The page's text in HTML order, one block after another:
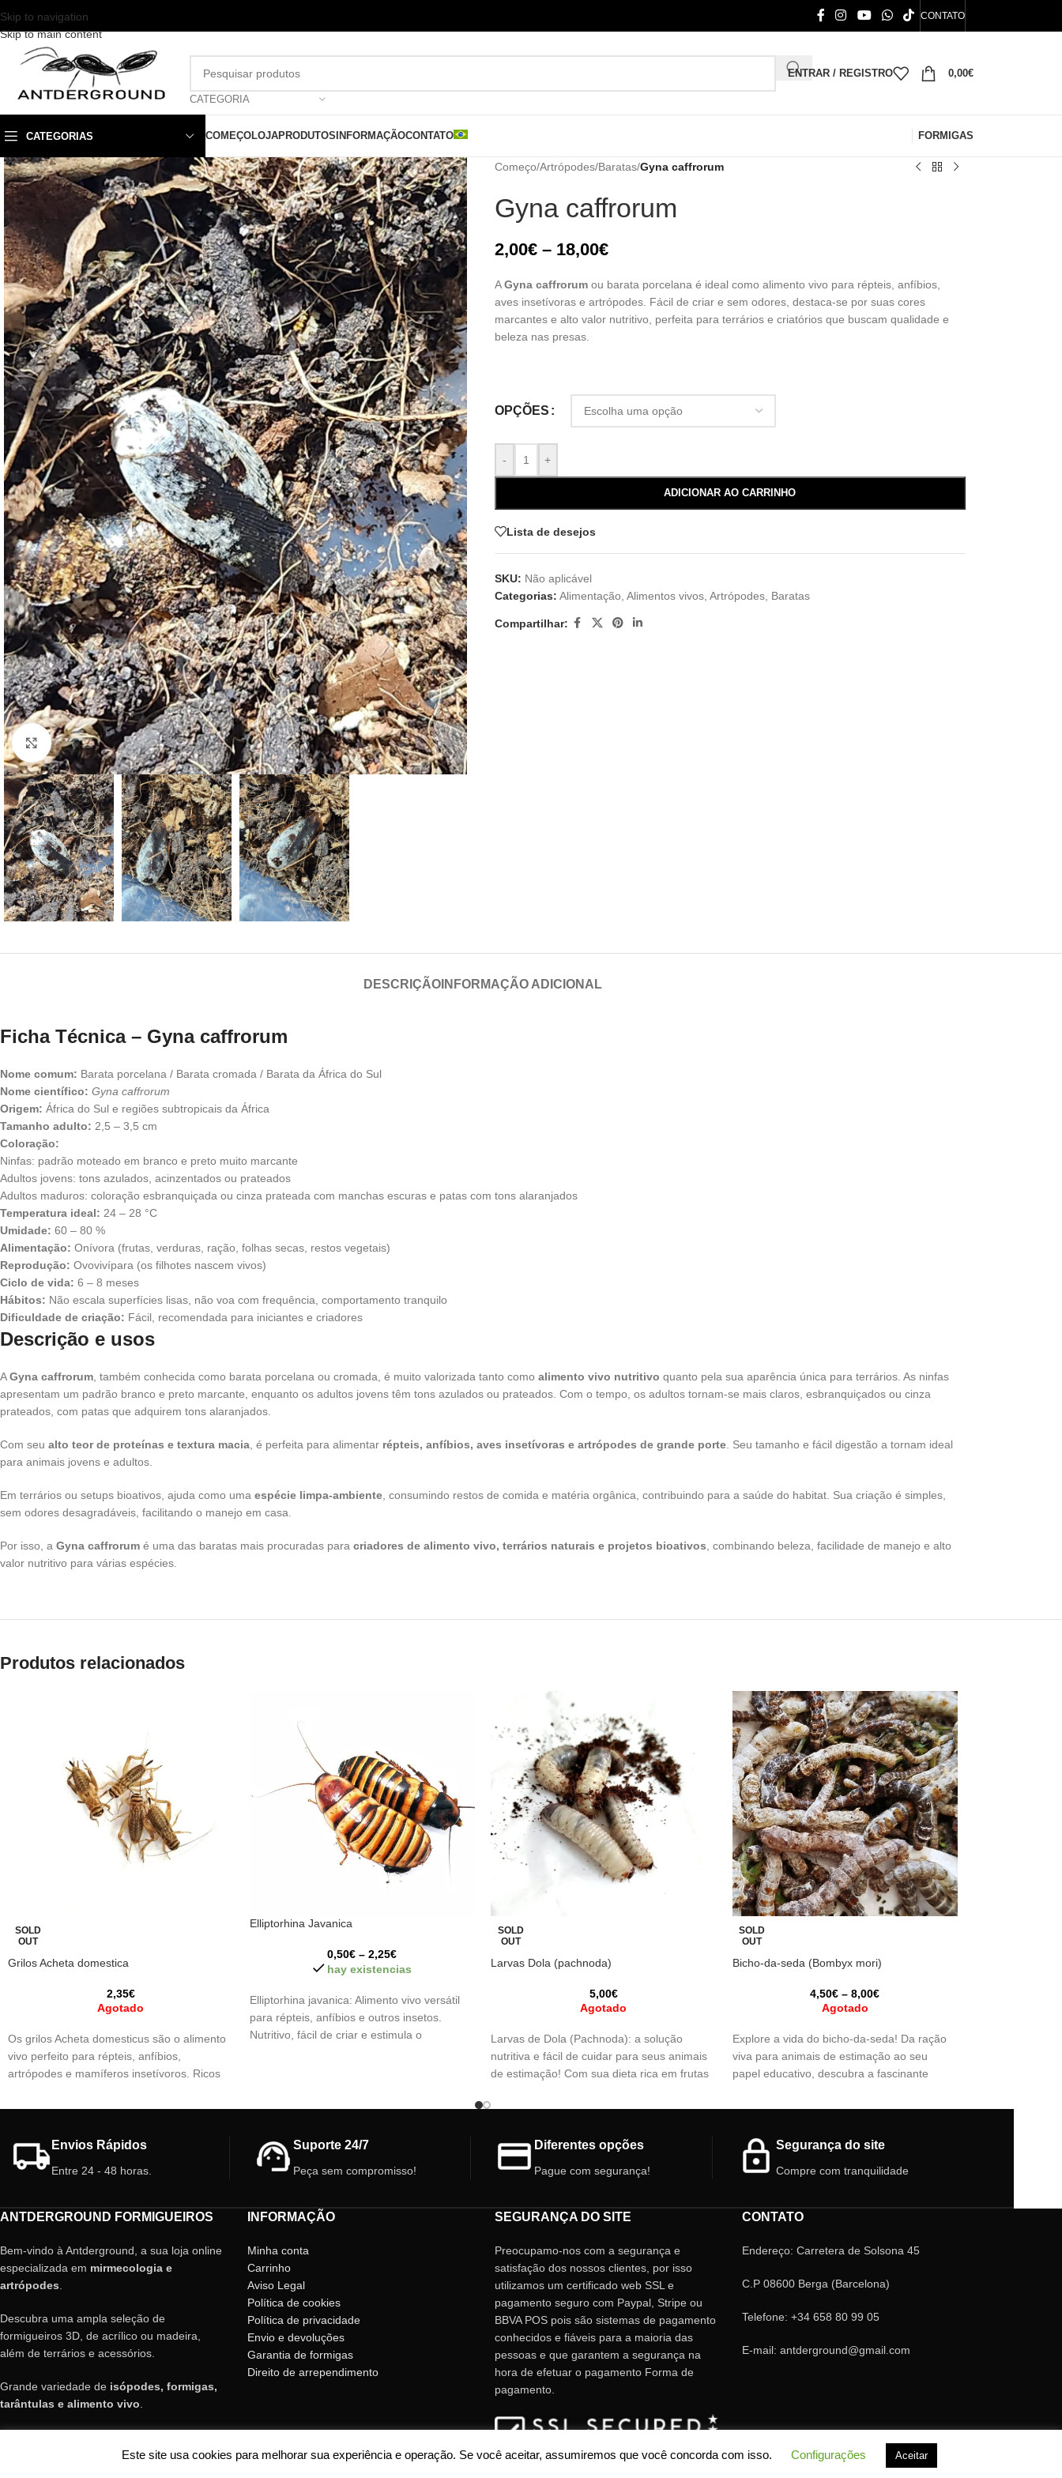
Skip to navigation
Skip to main content
CONTATO
CATEGORIA
ENTRAR / REGISTRO 0,00€
CATEGORIAS COMEÇOLOJAPRODUTOS INFORMAÇÃOCONTATO FORMIGAS
Click to enlarge
Começo/Artrópodes/Baratas/Gyna caffrorum
Gyna caffrorum
2,00€ – 18,00€
AGyna caffrorumou barata porcelana é ideal como alimento vivo para répteis, anfíbios,
aves insetívoras e artrópodes. Fácil de criar e sem odores, destaca-se por suas cores
marcantes e alto valor nutritivo, perfeita para terrários e criatórios que buscam qualidade e
beleza nas presas.
OPÇÕES
- +
ADICIONAR AO CARRINHO
Lista de desejos
SKU: Não aplicável
Categorias: Alimentação Alimentos vivos, Artrópodes, Baratas
Compartilhar:
DESCRIÇÃO INFORMAÇÃO ADICIONAL
Ficha Técnica – Gyna caffrorum
Nome comum: Barata porcelana / Barata cromada / Barata da África do Sul
Nome científico: Gyna caffrorum
Origem: África do Sul e regiões subtropicais da África
Tamanho adulto: 2,5 – 3,5 cm
Coloração:
Ninfas: padrão moteado em branco e preto muito marcante
Adultos jovens: tons azulados, acinzentados ou prateados
Adultos maduros: coloração esbranquiçada ou cinza prateada com manchas escuras e patas com tons alaranjados
Temperatura ideal: 24 – 28 °C
Umidade: 60 – 80 %
Alimentação: Onívora (frutas, verduras, ração, folhas secas, restos vegetais)
Reprodução: Ovovivípara (os filhotes nascem vivos)
Ciclo de vida: 6 – 8 meses
Hábitos: Não escala superfícies lisas, não voa com frequência, comportamento tranquilo
Dificuldade de criação: Fácil, recomendada para iniciantes e criadores
Descrição e usos
AGyna caffrorum , também conhecida como barata porcelana ou cromada, é muito valorizada tanto como alimento vivo nutritivo quanto pela sua aparência única para terrários. As ninfas
apresentam um padrão branco e preto marcante, enquanto os adultos jovens têm tons azulados ou prateados. Com o tempo, os adultos tornam-se mais claros, esbranquiçados ou cinza
prateados, com patas que adquirem tons alaranjados.
Com seu alto teor de proteínas e textura macia , é perfeita para alimentar répteis, anfíbios, aves insetívoras e artrópodes de grande porte . Seu tamanho e fácil digestão a tornam ideal
para animais jovens e adultos.
Em terrários ou setups bioativos, ajuda como uma espécie limpa-ambiente , consumindo restos de comida e matéria orgânica, contribuindo para a saúde do habitat. Sua criação é simples,
sem odores desagradáveis, facilitando o manejo em casa.
Por isso, a Gyna caffrorum é uma das baratas mais procuradas para criadores de alimento vivo, terrários naturais e projetos bioativos , combinando beleza, facilidade de manejo e alto
valor nutritivo para várias espécies.
Produtos relacionados
SOLD
OUT
Grilos Acheta domestica
2,35€
Agotado
Os grilos Acheta domesticus são o alimento
vivo perfeito para répteis, anfíbios,
artrópodes e mamíferos insetívoros. Ricos
instinto de caça e garantem uma nutrição
Elliptorhina Javanica
0,50€ – 2,25€
hay existencias
Elliptorhina javanica: Alimento vivo versátil
para répteis, anfíbios e outros insetos.
Nutritivo, fácil de criar e estimula o
SOLD
OUT
Larvas Dola (pachnoda)
5,00€
Agotado
Larvas de Dola (Pachnoda): a solução
nutritiva e fácil de cuidar para seus animais
de estimação! Com sua dieta rica em frutas
proteínas e praticamente não contêm
répteis e anfíbios. Escolha o melhor para
seus pets!!
SOLD
OUT
Bicho-da-seda (Bombyx mori)
4,50€ – 8,00€
Agotado
Explore a vida do bicho-da-seda! Da ração
viva para animais de estimação ao seu
papel educativo, descubra a fascinante
Envios Rápidos
Entre 24 - 48 horas.
Suporte 24/7
Peça sem compromisso!
Diferentes opções
Pague com segurança!
Segurança do site
Compre com tranquilidade
ANTDERGROUND FORMIGUEIROS
Bem-vindo à Antderground, a sua loja online
especializada em mirmecologia e
artrópodes.
Descubra uma ampla seleção de
formigueiros 3D, de acrílico ou madeira,
além de terrários e acessórios.
Grande variedade de isópodes, formigas,
tarântulas e alimento vivo.
INFORMAÇÃO
Minha conta
Carrinho
Aviso Legal
Política de cookies
Política de privacidade
Envio e devoluções
Garantia de formigas
Direito de arrependimento
SEGURANÇA DO SITE
Preocupamo-nos com a segurança e
satisfação dos nossos clientes, por isso
utilizamos um certificado web SSL e
pagamento seguro com Paypal, Stripe ou
BBVA POS pois são sistemas de pagamento
conhecidos e fiáveis ​​para a maioria das
pessoas e que garantem a segurança na
hora de efetuar o pagamento Forma de
pagamento.
CONTATO
Endereço: Carretera de Solsona 45
C.P 08600 Berga (Barcelona)
Telefone: +34 658 80 99 05
E-mail: antderground@gmail.com
Este site usa cookies para melhorar sua experiência e operação. Se você aceitar, assumiremos que você concorda com isso. Configurações Aceitar